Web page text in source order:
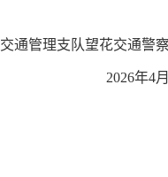
交通管理支队望花交通警
2026年4月